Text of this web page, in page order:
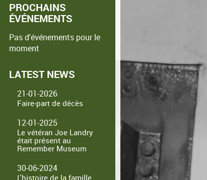
PROCHAINS
ÉVÉNEMENTS
Pas d'événements pour le
moment
LATEST NEWS
21-01-2026
Faire-part de décès
12-01-2025
Le vétéran Joe Landry
était présent au
Remember Museum
30-06-2024
L'histoire de la famille